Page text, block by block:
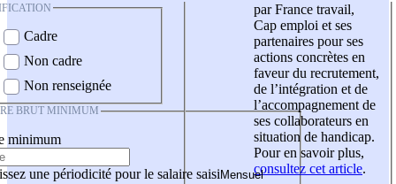
Cadre
Non cadre
Non renseignée
BRUT MINIMUM
minimum
une périodicité pour le salaire saisi
par France travail,
Cap emploi et ses
partenaires pour ses
actions concrètes en
faveur du recrutement,
de l’intégration et de
l’accompagnement de
ses collaborateurs en
situation de handicap.
Pour en savoir plus,
consultez cet article.